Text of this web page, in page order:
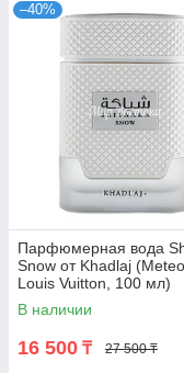
–40%
Парфюмерная вода
Snow от Khadlaj
Louis Vuitton, 100 мл)
В наличии
16 500 ₸ 27 500 ₸